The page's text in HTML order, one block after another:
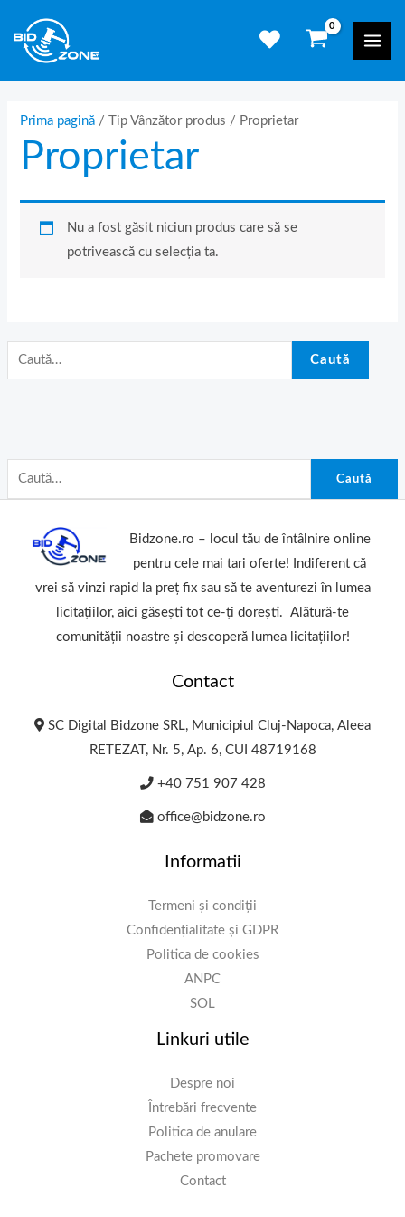
content
Caută
Caută
Prima pagină / Tip Vânzător produs / Proprietar
Proprietar
Nu a fost găsit niciun produs care să se
potrivească cu selecția ta.
Bidzone.ro – locul tău de întâlnire online
pentru cele mai tari oferte! Indiferent că
vrei să vinzi rapid la preț fix sau să te aventurezi în lumea
licitațiilor, aici găsești tot ce-ți dorești. Alătură-te
comunității noastre și descoperă lumea licitațiilor!
Contact
SC Digital Bidzone SRL, Municipiul Cluj-Napoca, Aleea
RETEZAT, Nr. 5, Ap. 6, CUI 48719168
+40 751 907 428
office@bidzone.ro
Informatii
Termeni și condiții
Confidențialitate și GDPR
Politica de cookies
ANPC
SOL
Linkuri utile
Despre noi
Întrebări frecvente
Politica de anulare
Pachete promovare
Contact